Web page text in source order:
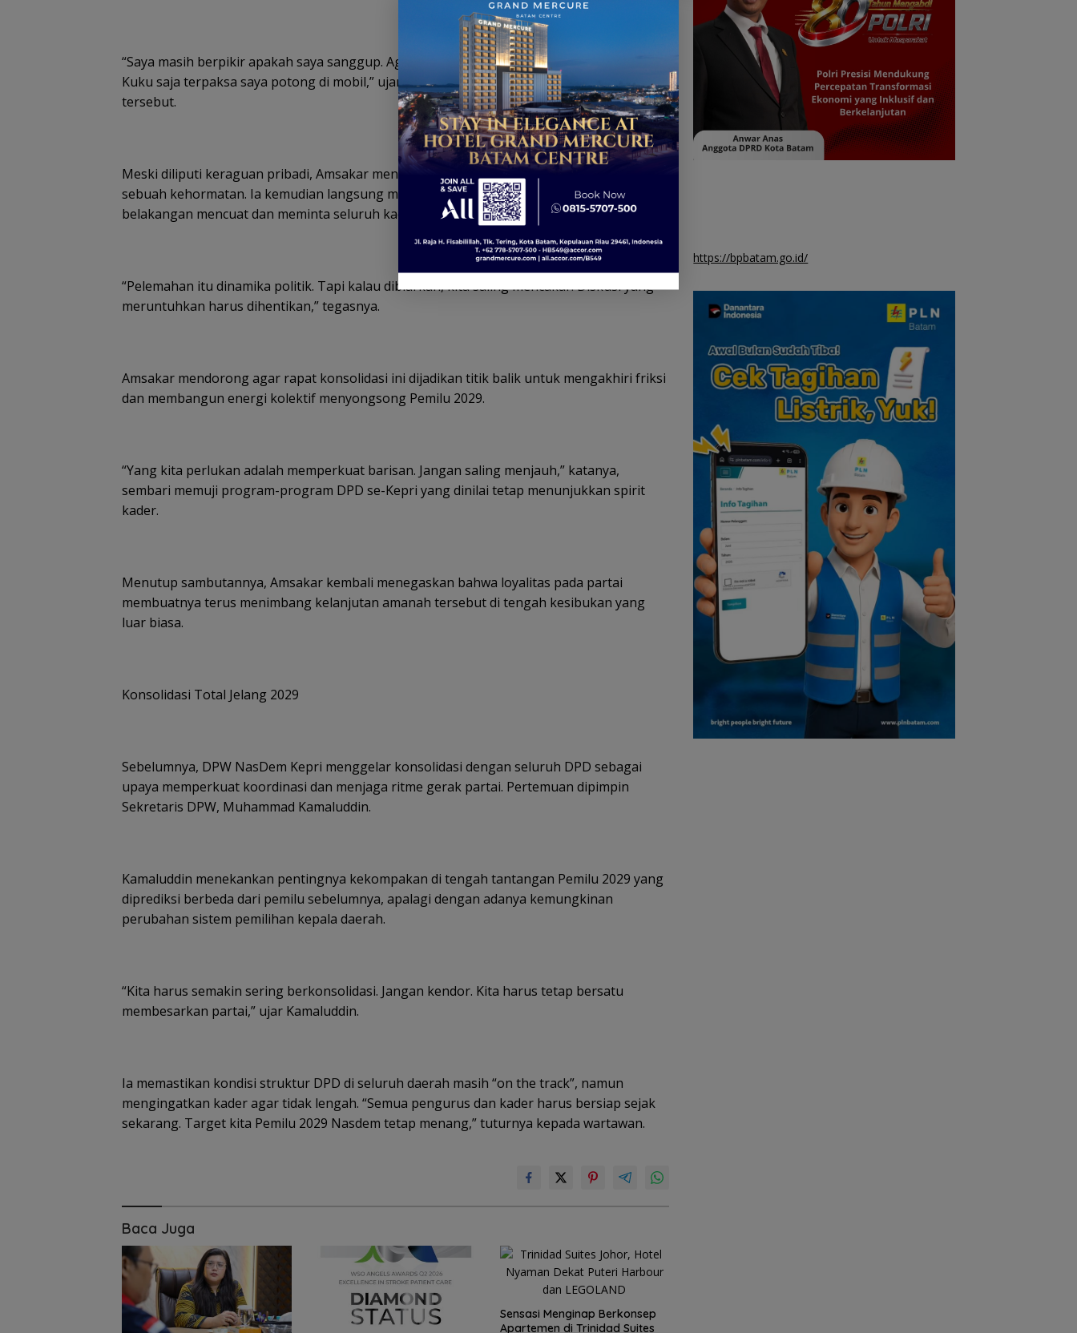
“Saya masih berpikir apakah saya sanggup. Agenda saya dari pagi sampai tengah malam.
Kuku saja terpaksa saya potong di mobil,” ujarnya, menekankan beratnya amanah
tersebut.
Meski diliputi keraguan pribadi, Amsakar menegaskan amanah dari Ketua Umum adalah
sebuah kehormatan. Ia kemudian langsung menyinggung isu friksi internal yang
belakangan mencuat dan meminta seluruh kader menghentikannya.
“Pelemahan itu dinamika politik. Tapi kalau dibiarkan, kita saling mencakar. Diskusi yang
meruntuhkan harus dihentikan,” tegasnya.
Amsakar mendorong agar rapat konsolidasi ini dijadikan titik balik untuk mengakhiri friksi
dan membangun energi kolektif menyongsong Pemilu 2029.
“Yang kita perlukan adalah memperkuat barisan. Jangan saling menjauh,” katanya,
sembari memuji program-program DPD se-Kepri yang dinilai tetap menunjukkan spirit
kader.
Menutup sambutannya, Amsakar kembali menegaskan bahwa loyalitas pada partai
membuatnya terus menimbang kelanjutan amanah tersebut di tengah kesibukan yang
luar biasa.
Konsolidasi Total Jelang 2029
Sebelumnya, DPW NasDem Kepri menggelar konsolidasi dengan seluruh DPD sebagai
upaya memperkuat koordinasi dan menjaga ritme gerak partai. Pertemuan dipimpin
Sekretaris DPW, Muhammad Kamaluddin.
Kamaluddin menekankan pentingnya kekompakan di tengah tantangan Pemilu 2029 yang
diprediksi berbeda dari pemilu sebelumnya, apalagi dengan adanya kemungkinan
perubahan sistem pemilihan kepala daerah.
“Kita harus semakin sering berkonsolidasi. Jangan kendor. Kita harus tetap bersatu
membesarkan partai,” ujar Kamaluddin.
Ia memastikan kondisi struktur DPD di seluruh daerah masih “on the track”, namun
mengingatkan kader agar tidak lengah. “Semua pengurus dan kader harus bersiap sejak
sekarang. Target kita Pemilu 2029 Nasdem tetap menang,” tuturnya kepada wartawan.
Baca Juga
Sensasi Menginap Berkonsep
Apartemen di Trinidad Suites
https://bpbatam.go.id/